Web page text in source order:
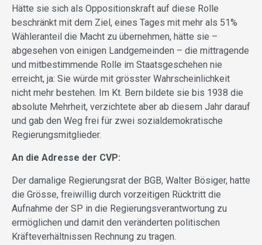
Hätte sie sich als Oppositionskraft auf diese Rolle
beschränkt mit dem Ziel, eines Tages mit mehr als 51%
Wähleranteil die Macht zu übernehmen, hätte sie –
abgesehen von einigen Landgemeinden – die mittragende
und mitbestimmende Rolle im Staatsgeschehen nie
erreicht, ja: Sie würde mit grösster Wahrscheinlichkeit
nicht mehr bestehen. Im Kt. Bern bildete sie bis 1938 die
absolute Mehrheit, verzichtete aber ab diesem Jahr darauf
und gab den Weg frei für zwei sozialdemokratische
Regierungsmitglieder.
An die Adresse der CVP:
Der damalige Regierungsrat der BGB, Walter Bösiger, hatte
die Grösse, freiwillig durch vorzeitigen Rücktritt die
Aufnahme der SP in die Regierungsverantwortung zu
ermöglichen und damit den veränderten politischen
Kräfteverhältnissen Rechnung zu tragen.